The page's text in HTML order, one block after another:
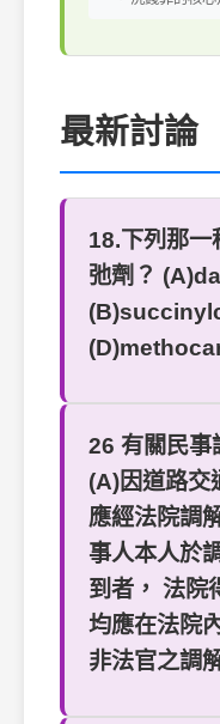
最新討論
18.下列那一
弛劑？
26 有關民事
(A)因道路交
應經法院調
事人本人於
到者， 法院
均應在法院
非法官之調